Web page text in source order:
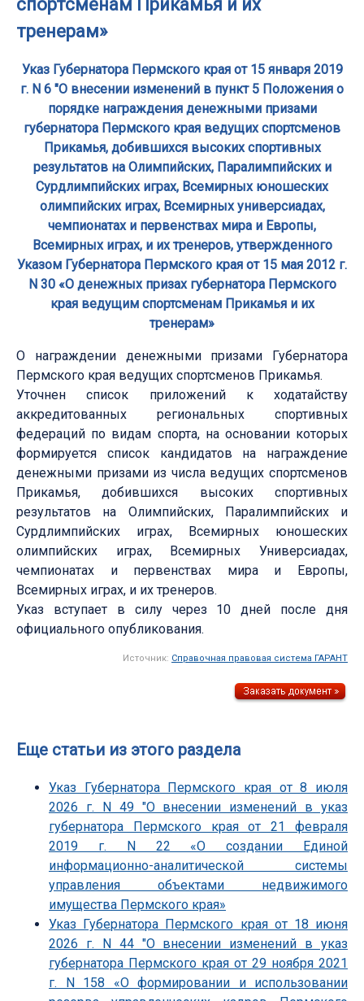
спортсменам Прикамья и их
тренерам»
Указ Губернатора Пермского края от 15 января 2019
г. N 6 "О внесении изменений в пункт 5 Положения о
порядке награждения денежными призами
губернатора Пермского края ведущих спортсменов
Прикамья, добившихся высоких спортивных
результатов на Олимпийских, Паралимпийских и
Сурдлимпийских играх, Всемирных юношеских
олимпийских играх, Всемирных универсиадах,
чемпионатах и первенствах мира и Европы,
Всемирных играх, и их тренеров, утвержденного
Указом Губернатора Пермского края от 15 мая 2012 г.
N 30 «О денежных призах губернатора Пермского
края ведущим спортсменам Прикамья и их
тренерам»
О награждении денежными призами Губернатора
Пермского края ведущих спортсменов Прикамья.
Уточнен список приложений к ходатайству
аккредитованных региональных спортивных
федераций по видам спорта, на основании которых
формируется список кандидатов на награждение
денежными призами из числа ведущих спортсменов
Прикамья, добившихся высоких спортивных
результатов на Олимпийских, Паралимпийских и
Сурдлимпийских играх, Всемирных юношеских
олимпийских играх, Всемирных Универсиадах,
чемпионатах и первенствах мира и Европы,
Всемирных играх, и их тренеров.
Указ вступает в силу через 10 дней после дня
официального опубликования.
Источник: Справочная правовая система ГАРАНТ
Еще статьи из этого раздела
Указ Губернатора Пермского края от 8 июля
2026 г. N 49 "О внесении изменений в указ
губернатора Пермского края от 21 февраля
2019 г. N 22 «О создании Единой
информационно-аналитической системы
управления объектами недвижимого
имущества Пермского края»
Указ Губернатора Пермского края от 18 июня
2026 г. N 44 "О внесении изменений в указ
губернатора Пермского края от 29 ноября 2021
г. N 158 «О формировании и использовании